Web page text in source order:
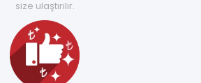
size ulaştırılır.